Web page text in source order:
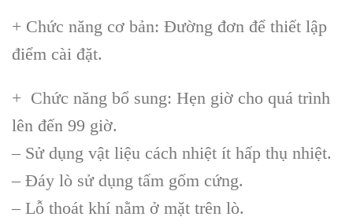
+ Chức năng cơ bản: Đường đơn để thiết lập
điểm cài đặt.
+ Chức năng bổ sung: Hẹn giờ cho quá trình
lên đến 99 giờ.
– Sử dụng vật liệu cách nhiệt ít hấp thụ nhiệt.
– Đáy lò sử dụng tấm gốm cứng.
– Lỗ thoát khí nằm ở mặt trên lò.